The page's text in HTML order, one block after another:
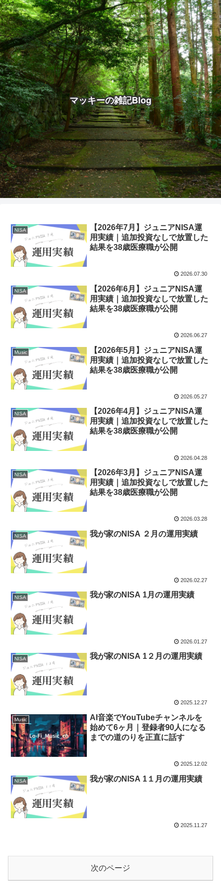
マッキーの雑記Blog
NISA
【2026年7月】ジュニアNISA運
用実績｜追加投資なしで放置した
結果を38歳医療職が公開
2026.07.30
NISA
【2026年6月】ジュニアNISA運
用実績｜追加投資なしで放置した
結果を38歳医療職が公開
2026.06.27
Music
【2026年5月】ジュニアNISA運
用実績｜追加投資なしで放置した
結果を38歳医療職が公開
2026.05.27
NISA
【2026年4月】ジュニアNISA運
用実績｜追加投資なしで放置した
結果を38歳医療職が公開
2026.04.28
NISA
【2026年3月】ジュニアNISA運
用実績｜追加投資なしで放置した
結果を38歳医療職が公開
2026.03.28
NISA 我が家のNISA ２月の運用実績
2026.02.27
NISA 我が家のNISA 1月の運用実績
2026.01.27
NISA 我が家のNISA 1２月の運用実績
2025.12.27
Music
AI音楽でYouTubeチャンネルを
始めて6ヶ月｜登録者90人になる
までの道のりを正直に話す
2025.12.02
NISA 我が家のNISA 1１月の運用実績
2025.11.27
次のページ